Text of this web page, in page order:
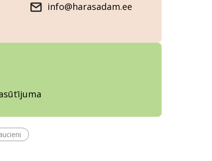
info@harasadam.ee